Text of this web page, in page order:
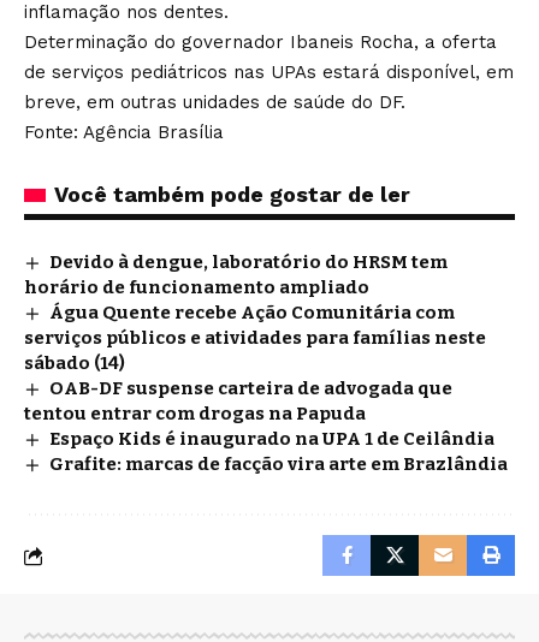
inflamação nos dentes.
Determinação do governador Ibaneis Rocha, a oferta
de serviços pediátricos nas UPAs estará disponível, em
breve, em outras unidades de saúde do DF.
Fonte: Agência Brasília
Você também pode gostar de ler
Devido à dengue, laboratório do HRSM tem
horário de funcionamento ampliado
Água Quente recebe Ação Comunitária com
serviços públicos e atividades para famílias neste
sábado (14)
OAB-DF suspense carteira de advogada que
tentou entrar com drogas na Papuda
Espaço Kids é inaugurado na UPA 1 de Ceilândia
Grafite: marcas de facção vira arte em Brazlândia